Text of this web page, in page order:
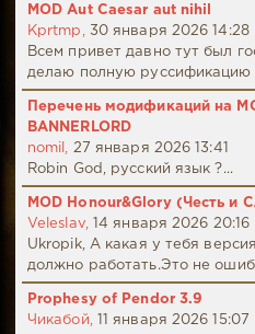
MOD Aut Caesar aut nihil
Kprtmp, 30 января 2026 14:28
Всем привет давно тут был
делаю полную руссификацию
Перечень модификаций на
BANNERLORD
nomil, 27 января 2026 13:41
Robin God, русский язык ?...
MOD Honour&Glory (Честь и
Veleslav,
14 января 2026 20:16
Ukropik, А какая у тебя
должно работать.Это не
Prophesy of Pendor 3.9
Чикабой,
11 января 2026 15:07